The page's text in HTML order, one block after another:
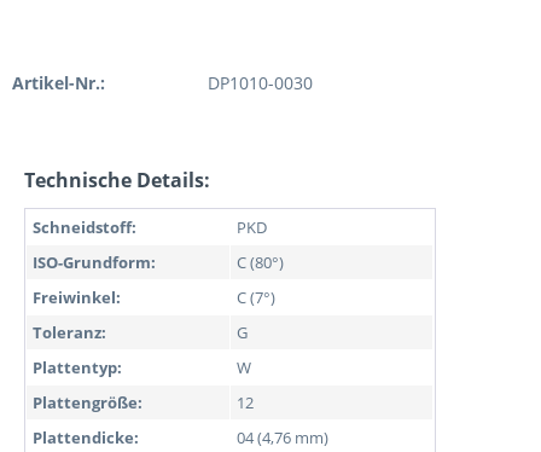
Artikel-Nr.: DP1010-0030
Technische Details:
Schneidstoff:
PKD
ISO-Grundform:
C (80°)
Freiwinkel:
C (7°)
Toleranz:
G
Plattentyp:
W
Plattengröße:
12
Plattendicke:
04 (4,76 mm)